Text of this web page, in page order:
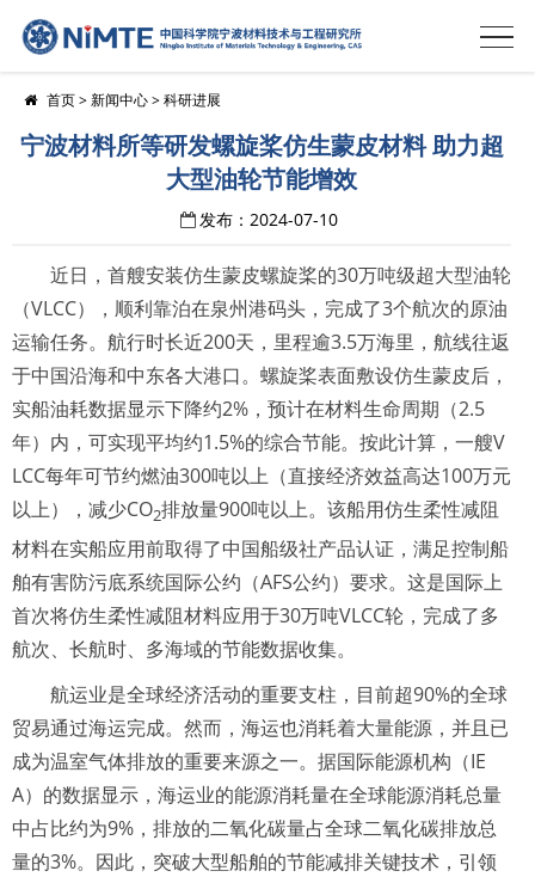
首页>新闻中心>科研进展
宁波材料所等研发螺旋桨仿生蒙皮材料 助力超
大型油轮节能增效
发布：2024-07-10
近日，首艘安装仿生蒙皮螺旋桨的30万吨级超大型油轮
（VLCC），顺利靠泊在泉州港码头，完成了3个航次的原油
运输任务。航行时长近200天，里程逾3.5万海里，航线往返
于中国沿海和中东各大港口。螺旋桨表面敷设仿生蒙皮后，
实船油耗数据显示下降约2%，预计在材料生命周期（2.5
年）内，可实现平均约1.5%的综合节能。按此计算，一艘V
LCC每年可节约燃油300吨以上（直接经济效益高达100万元
以上），减少CO2排放量900吨以上。该船用仿生柔性减阻
材料在实船应用前取得了中国船级社产品认证，满足控制船
舶有害防污底系统国际公约（AFS公约）要求。这是国际上
首次将仿生柔性减阻材料应用于30万吨VLCC轮，完成了多
航次、长航时、多海域的节能数据收集。
航运业是全球经济活动的重要支柱，目前超90%的全球
贸易通过海运完成。然而，海运也消耗着大量能源，并且已
成为温室气体排放的重要来源之一。据国际能源机构（IE
A）的数据显示，海运业的能源消耗量在全球能源消耗总量
中占比约为9%，排放的二氧化碳量占全球二氧化碳排放总
量的3%。因此，突破大型船舶的节能减排关键技术，引领